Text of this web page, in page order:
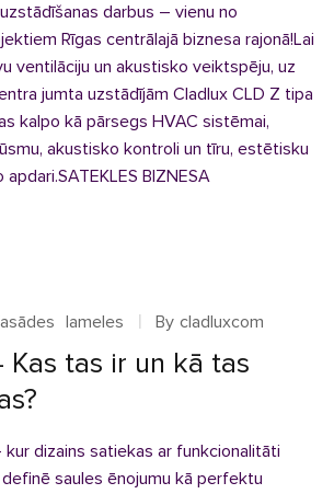
darbus – vienu no
Rīgas centrālajā biznesa rajonā!Lai
ventilāciju un akustisko veiktspēju, uz
jumta uzstādījām Cladlux CLD Z tipa
kalpo kā pārsegs HVAC sistēmai,
akustisko kontroli un tīru, estētisku
BIZNESA
lameles By cladluxcom
Kas tas ir un kā tas
dizains satiekas ar funkcionalitāti
definē saules ēnojumu kā perfektu